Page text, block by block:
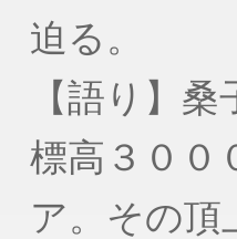
迫る。
【語り】桑
標高３００
ア。その頂